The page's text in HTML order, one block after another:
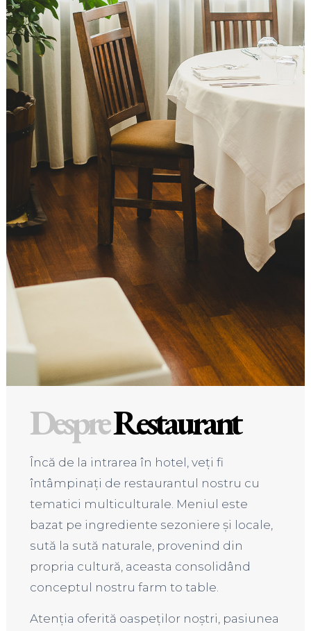
DespreRestaurant
Încă de la intrarea în hotel, veți fi
întâmpinați de restaurantul nostru cu
tematici multiculturale. Meniul este
bazat pe ingrediente sezoniere și locale,
sută la sută naturale, provenind din
propria cultură, aceasta consolidând
conceptul nostru farm to table.
Atenția oferită oaspeților noștri, pasiunea